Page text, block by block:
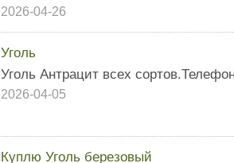
2026-04-26
Уголь
Уголь Антрацит всех
2026-04-05
Куплю Уголь березовый